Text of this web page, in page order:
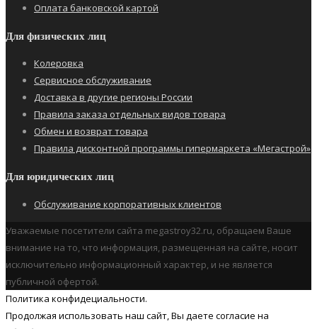
Оплата банковской картой
Для физических лиц
Колеровка
Сервисное обслуживание
Доставка в другие регионы России
Правила заказа отдельных видов товара
Обмен и возврат товара
Правила дисконтной программы гипермаркета «Мегастрой»
Для юридических лиц
Обслуживание корпоративных клиентов
Уважаемые посетители сайта megastroy32.ru, обращаем Ваше
внимание на то, что информация, размещенная на сайте, носит
исключительно информационный характер, и не является
публичной офертой.
Политика конфидециальности.
Продолжая использовать наш cайт, Вы даете согласие на